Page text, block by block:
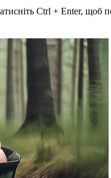
Ctrl + Enter, щоб